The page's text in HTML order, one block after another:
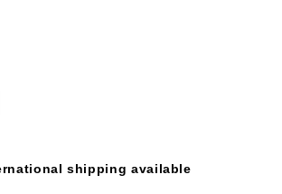
shipping available